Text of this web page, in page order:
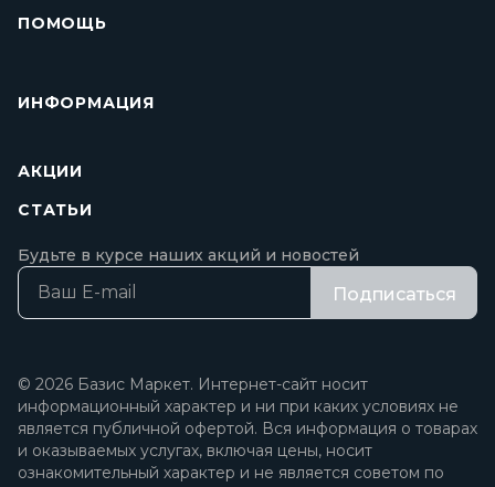
ПОМОЩЬ
ИНФОРМАЦИЯ
АКЦИИ
СТАТЬИ
Будьте в курсе наших акций и новостей
Подписаться
© 2026 Базис Маркет. Интернет-сайт носит
информационный характер и ни при каких условиях не
является публичной офертой. Вся информация о товарах
и оказываемых услугах, включая цены, носит
ознакомительный характер и не является советом по